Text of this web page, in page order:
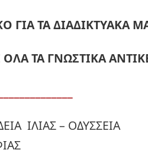
ΓΙΑ ΤΑ ΔΙΑΔΙΚΤΥΑΚΑ
ΟΛΑ ΤΑ ΓΝΩΣΤΙΚΑ
ΙΛΙΑΣ – ΟΔΥΣΣΕΙΑ